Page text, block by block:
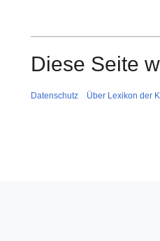
Diese Seite
Datenschutz Über Lexikon der